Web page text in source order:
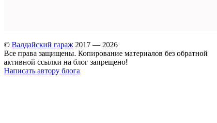
© Валдайский гараж 2017 — 2026
Все права защищены. Копирование материалов без обратной
активной ссылки на блог запрещено!
Написать автору блога